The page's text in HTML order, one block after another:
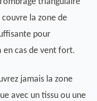
la zone de
pour
en cas de vent fort.
jamais la zone
avec un tissu ou une